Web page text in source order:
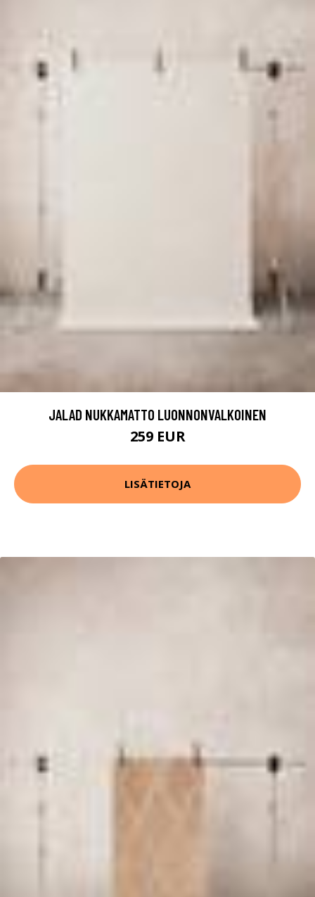
JALAD NUKKAMATTO LUONNONVALKOINEN
259 EUR
LISÄTIETOJA